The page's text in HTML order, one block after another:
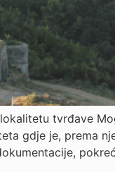
tvrđave
gdje je, prema